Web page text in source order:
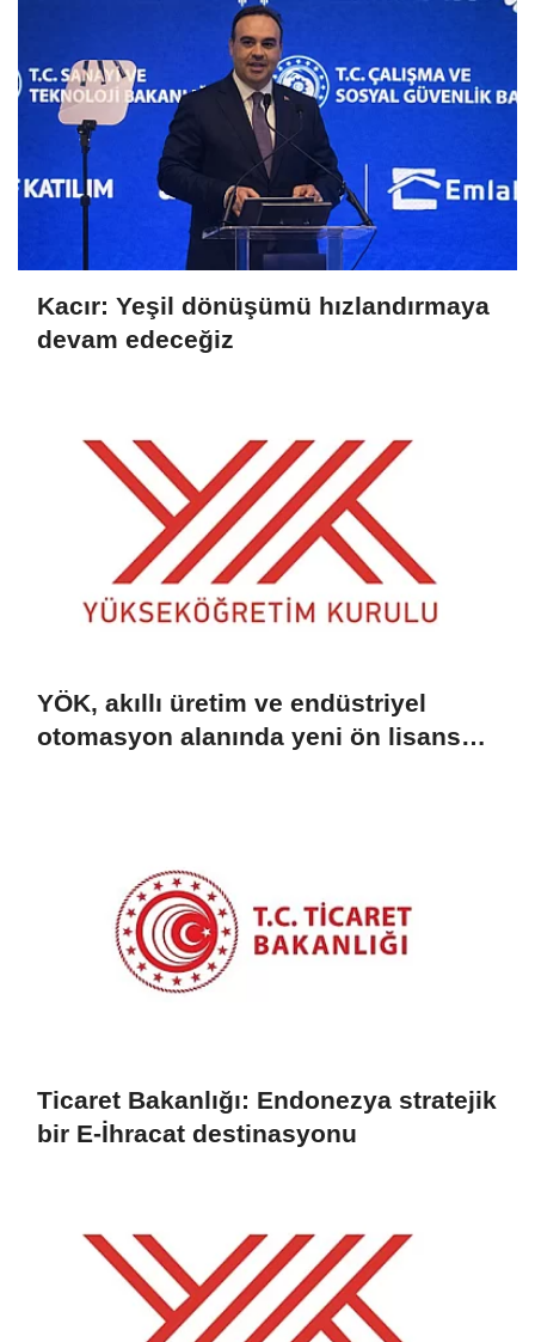
Kacır: Yeşil dönüşümü hızlandırmaya
devam edeceğiz
YÖK, akıllı üretim ve endüstriyel
otomasyon alanında yeni ön lisans
Ticaret Bakanlığı: Endonezya stratejik
bir E-İhracat destinasyonu